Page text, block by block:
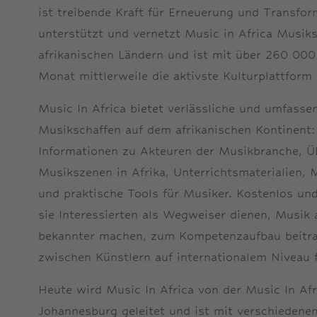
ist treibende Kraft für Erneuerung und
unterstützt und vernetzt Music in Africa
afrikanischen Ländern und ist mit über 260
Monat mittlerweile die aktivste Kulturplattform
Music In Africa bietet verlässliche und
Musikschaffen auf dem afrikanischen
Informationen zu Akteuren der Musikbranche,
Musikszenen in Afrika, Unterrichtsmaterialien,
und praktische Tools für Musiker. Kostenlos
sie Interessierten als Wegweiser dienen,
bekannter machen, zum Kompetenzaufbau
zwischen Künstlern auf internationalem Niveau
Heute wird Music In Africa von der Music In
Johannesburg geleitet und ist mit